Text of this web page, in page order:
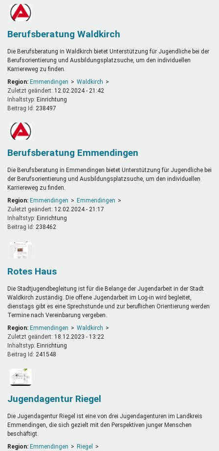
Berufsberatung Waldkirch
Die Berufsberatung in Waldkirch bietet Unterstützung für Jugendliche bei der
Berufsorientierung und Ausbildungsplatzsuche, um den individuellen
Karriereweg zu finden.
Region: Emmendingen
Waldkirch
Zuletzt geändert: 12.02.2024 - 21:42
Inhaltstyp:
einrichtung
Beitrag Id: 238497
Berufsberatung Emmendingen
Die Berufsberatung in Emmendingen bietet Unterstützung für Jugendliche bei
der Berufsorientierung und Ausbildungsplatzsuche, um den individuellen
Karriereweg zu finden.
Region: Emmendingen
Emmendingen
Zuletzt geändert: 12.02.2024 - 21:17
Inhaltstyp:
einrichtung
Beitrag Id: 238462
Rotes Haus
Die Stadtjugendbegleitung ist für die Belange der Jugendarbeit in der Stadt
Waldkirch zuständig. Die offene Jugendarbeit im Log-in wird begleitet,
dienstags gibt es eine Sprechstunde und zur beruflichen Orientierung werden
Termine nach Vereinbarung vergeben.
Region: Emmendingen
Waldkirch
Zuletzt geändert: 18.12.2023 - 13:22
Inhaltstyp:
einrichtung
Beitrag Id: 241548
Jugendagentur Riegel
Die Jugendagentur Riegel ist eine von drei Jugendagenturen im Landkreis
Emmendingen, die sich gezielt mit den Perspektiven junger Menschen
beschäftigt.
Region: Emmendingen
Riegel